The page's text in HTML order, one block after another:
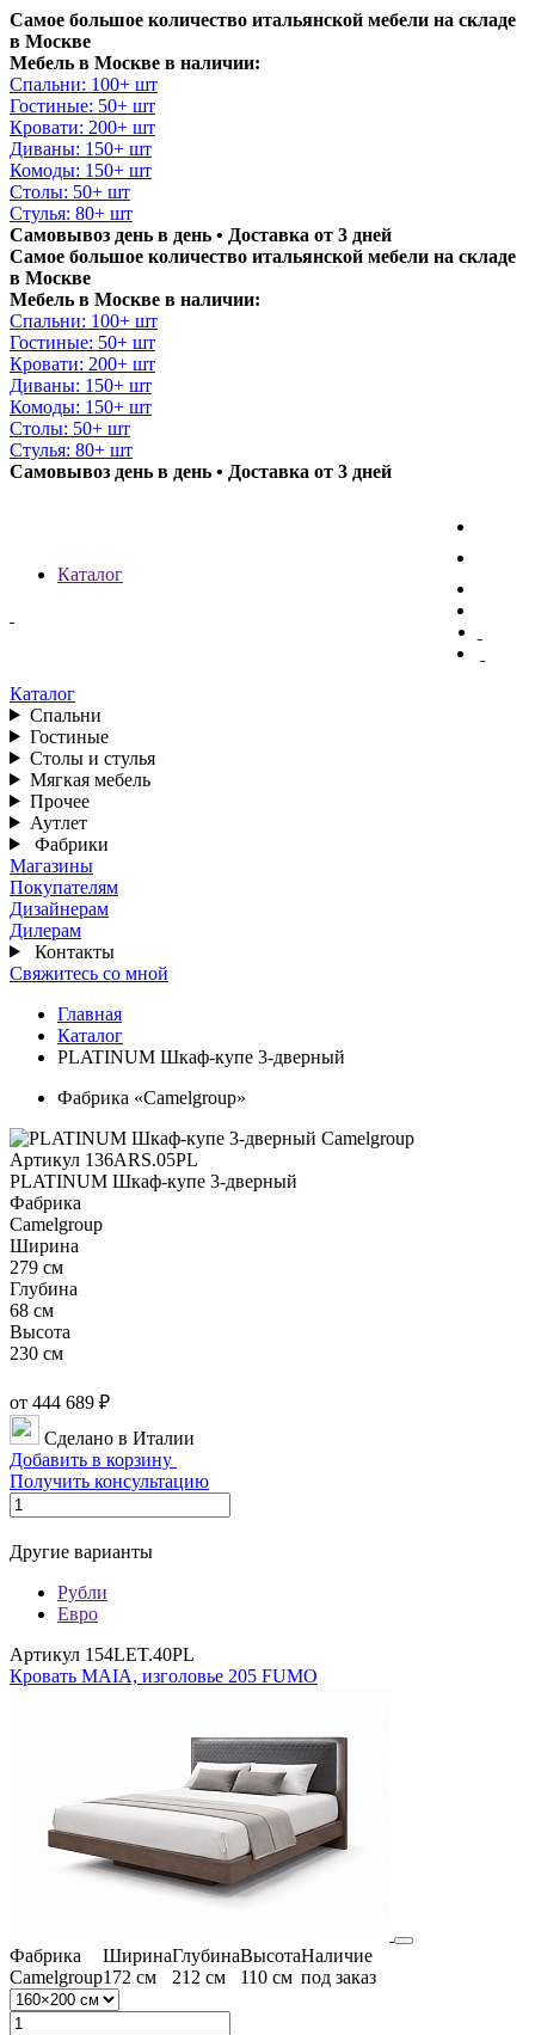
Самое большое количество итальянской мебели на складе
в Москве
Мебель в Москве в наличии:
Спальни: 100+ шт
Гостиные: 50+ шт
Кровати: 200+ шт
Диваны: 150+ шт
Комоды: 150+ шт
Столы: 50+ шт
Стулья: 80+ шт
Самовывоз день в день • Доставка от 3 дней
Самое большое количество итальянской мебели на складе
в Москве
Мебель в Москве в наличии:
Спальни: 100+ шт
Гостиные: 50+ шт
Кровати: 200+ шт
Диваны: 150+ шт
Комоды: 150+ шт
Столы: 50+ шт
Стулья: 80+ шт
Самовывоз день в день • Доставка от 3 дней
Каталог
Каталог
Спальни
Гостиные
Столы и стулья
Мягкая мебель
Прочее
Аутлет
Фабрики
Магазины
Покупателям
Дизайнерам
Дилерам
Контакты
Свяжитесь со мной
Главная
Каталог
PLATINUM Шкаф-купе 3-дверный
Фабрика «Camelgroup»
Артикул 136ARS.05PL
PLATINUM Шкаф-купе 3-дверный
Фабрика
Camelgroup
Ширина
279 см
Глубина
68 см
Высота
230 см
от 444 689 ₽
Сделано в Италии
Добавить в корзину
Получить консультацию
Другие варианты
Рубли
Евро
Артикул 154LET.40PL
Кровать MAIA, изголовье 205 FUMO
Фабрика
Camelgroup
Ширина
172 см
Глубина
212 см
Высота
110 см
Наличие
под заказ